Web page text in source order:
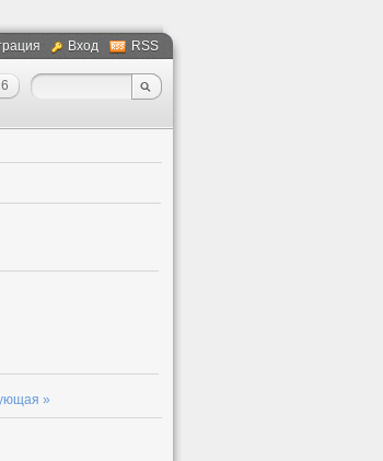
Вход RSS
»